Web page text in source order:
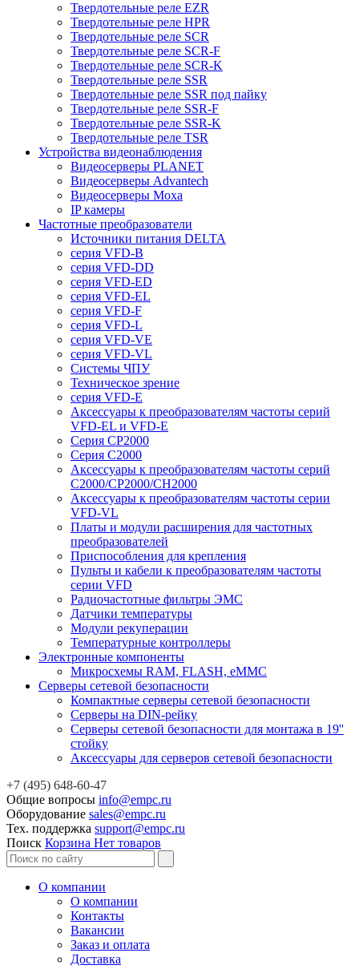
Твердотельные реле EZR
Твердотельные реле HPR
Твердотельные реле SCR
Твердотельные реле SCR-F
Твердотельные реле SCR-K
Твердотельные реле SSR
Твердотельные реле SSR под пайку
Твердотельные реле SSR-F
Твердотельные реле SSR-K
Твердотельные реле TSR
Устройства видеонаблюдения
Видеосерверы PLANET
Видеосерверы Advantech
Видеосерверы Moxa
IP камеры
Частотные преобразователи
Источники питания DELTA
серия VFD-B
серия VFD-DD
серия VFD-ED
серия VFD-EL
серия VFD-F
серия VFD-L
серия VFD-VE
серия VFD-VL
Системы ЧПУ
Техническое зрение
серия VFD-E
Аксессуары к преобразователям частоты серий
VFD-EL и VFD-E
Серия CP2000
Серия C2000
Аксессуары к преобразователям частоты серий
С2000/CP2000/CH2000
Аксессуары к преобразователям частоты серии
VFD-VL
Платы и модули расширения для частотных
преобразователей
Приспособления для крепления
Пульты и кабели к преобразователям частоты
серии VFD
Радиочастотные фильтры ЭМС
Датчики температуры
Модули рекуперации
Температурные контроллеры
Электронные компоненты
Микросхемы RAM, FLASH, eMMC
Серверы сетевой безопасности
Компактные серверы сетевой безопасности
Серверы на DIN-рейку
Серверы сетевой безопасности для монтажа в 19''
стойку
Аксессуары для серверов сетевой безопасности
+7 (495) 648-60-47
Общие вопросы info@empc.ru
Оборудование sales@empc.ru
Тех. поддержка support@empc.ru
Поиск Корзина Нет товаров
О компании
О компании
Контакты
Вакансии
Заказ и оплата
Доставка